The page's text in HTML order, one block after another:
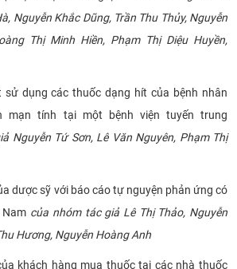
Nguyễn Khắc Dũng, Trần Thu Thủy, Nguyễn
Thị Minh Hiền, Phạm Thị Diệu Huyền,
dụng các thuốc dạng hít của bệnh nhân
mạn tính tại một bệnh viện tuyến trung
Nguyễn Tứ Sơn, Lê Văn Nguyên, Phạm Thị
dược sỹ với báo cáo tự nguyện phản ứng có
của nhóm tác giả Lê Thị Thảo, Nguyễn
Hương, Nguyễn Hoàng Anh
khách hàng mua thuốc tại các nhà thuốc